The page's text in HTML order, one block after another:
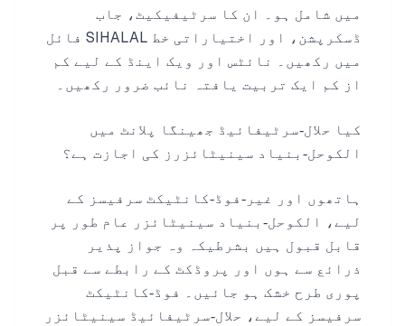
میں شامل ہو۔ ان کا سرٹیفیکیٹ، جاب
ڈسکرپشن، اور اختیاراتی خط SIHALAL فائل
میں رکھیں۔ نائٹس اور ویک اینڈ کے لیے کم
از کم ایک تربیت یافتہ نائب ضرور رکھیں۔
کیا حلال‑سرٹیفائیڈ جھینگا پلانٹ میں
الکوحل‑بنیاد سینیٹائزرز کی اجازت ہے؟
ہاتھوں اور غیر‑فوڈ‑کانٹیکٹ سرفیسز کے
لیے، الکوحل‑بنیاد سینیٹائزر عام طور پر
قابل قبول ہیں بشرطیکہ وہ جواز پذیر
ذرائع سے ہوں اور پروڈکٹ کے رابطے سے قبل
پوری طرح خشک ہو جائیں۔ فوڈ‑کانٹیکٹ
سرفیسز کے لیے، حلال‑سرٹیفائیڈ سینیٹائزر